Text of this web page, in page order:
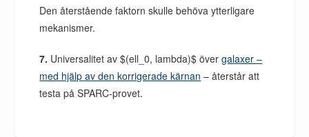
Den återstående faktorn skulle behöva ytterligare
mekanismer.
7. Universalitet av $(ell_0, lambda)$ övergalaxer –
med hjälp av den korrigerade kärnan – återstår att
testa på SPARC-provet.